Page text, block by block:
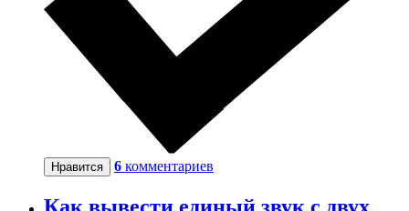
Нравится 6 комментариев